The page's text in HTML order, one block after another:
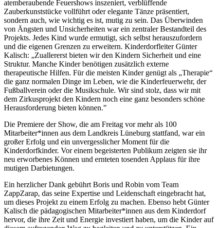
atemberaubende Feuershows inszeniert, verblüffende
Zauberkunststücke vollführt oder elegante Tänze präsentiert,
sondern auch, wie wichtig es ist, mutig zu sein. Das Überwinden
von Ängsten und Unsicherheiten war ein zentraler Bestandteil des
Projekts. Jedes Kind wurde ermutigt, sich selbst herauszufordern
und die eigenen Grenzen zu erweitern. Kinderdorfleiter Günter
Kalisch: „Zuallererst bieten wir den Kindern Sicherheit und eine
Struktur. Manche Kinder benötigen zusätzlich externe
therapeutische Hilfen. Für die meisten Kinder genügt als „Therapie“
die ganz normalen Dinge im Leben, wie die Kinderfeuerwehr, der
Fußballverein oder die Musikschule. Wir sind stolz, dass wir mit
dem Zirkusprojekt den Kindern noch eine ganz besonders schöne
Herausforderung bieten können.”
Die Premiere der Show, die am Freitag vor mehr als 100
Mitarbeiter*innen aus dem Landkreis Lüneburg stattfand, war ein
großer Erfolg und ein unvergesslicher Moment für die
Kinderdorfkinder. Vor einem begeisterten Publikum zeigten sie ihr
neu erworbenes Können und ernteten tosenden Applaus für ihre
mutigen Darbietungen.
Ein herzlicher Dank gebührt Boris und Robin vom Team
ZappZarap, das seine Expertise und Leidenschaft eingebracht hat,
um dieses Projekt zu einem Erfolg zu machen. Ebenso hebt Günter
Kalisch die pädagogischen Mitarbeiter*innen aus dem Kinderdorf
hervor, die ihre Zeit und Energie investiert haben, um die Kinder auf